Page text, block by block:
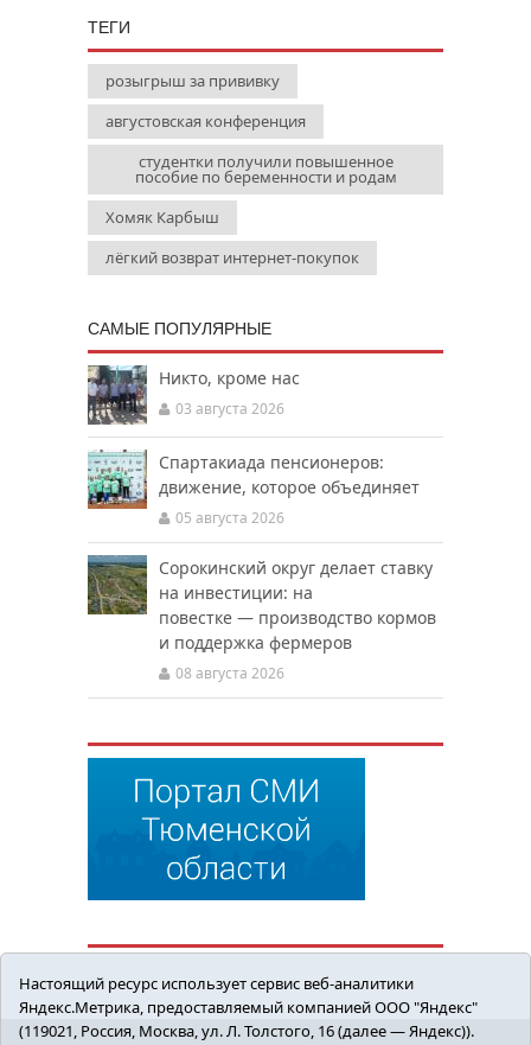
ТЕГИ
розыгрыш за прививку
августовская конференция
студентки получили повышенное
пособие по беременности и родам
Хомяк Карбыш
лёгкий возврат интернет-покупок
САМЫЕ ПОПУЛЯРНЫЕ
Никто, кроме нас
03 августа 2026
Спартакиада пенсионеров:
движение, которое объединяет
05 августа 2026
Сорокинский округ делает ставку
на инвестиции: на
повестке — производство кормов
и поддержка фермеров
08 августа 2026
Настоящий ресурс использует сервис веб-аналитики
Яндекс.Метрика, предоставляемый компанией ООО "Яндекс"
(119021, Россия, Москва, ул. Л. Толстого, 16 (далее — Яндекс)).